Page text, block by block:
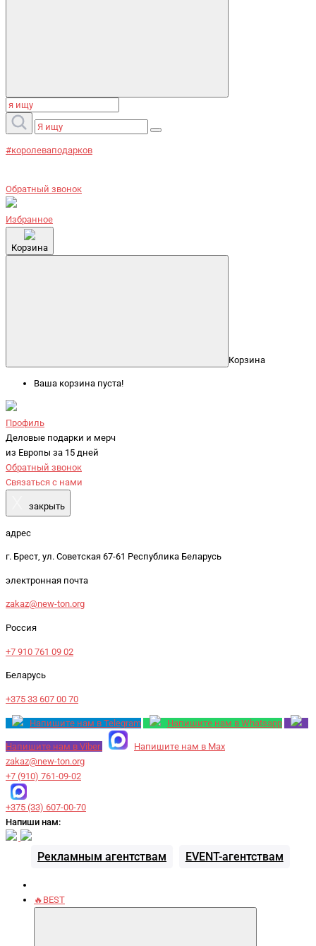
#королеваподарков
Обратный звонок
Избранное
Корзина
Корзина
Ваша корзина пуста!
Профиль
Деловые подарки и мерч
из Европы за 15 дней
Обратный звонок
Связаться с нами
закрыть
адрес
г. Брест, ул. Советская 67-61 Республика Беларусь
электронная почта
zakaz@new-ton.org
Россия
+7 910 761 09 02
Беларусь
+375 33 607 00 70
Напишите нам в Telegram Напишите нам в Whatsapp
Напишите нам в Viber
Напишите нам в Max
zakaz@new-ton.org
+7 (910) 761-09-02
+375 (33) 607-00-70
Напиши нам:
Рекламным агентствам EVENT-агентствам
🔥BEST